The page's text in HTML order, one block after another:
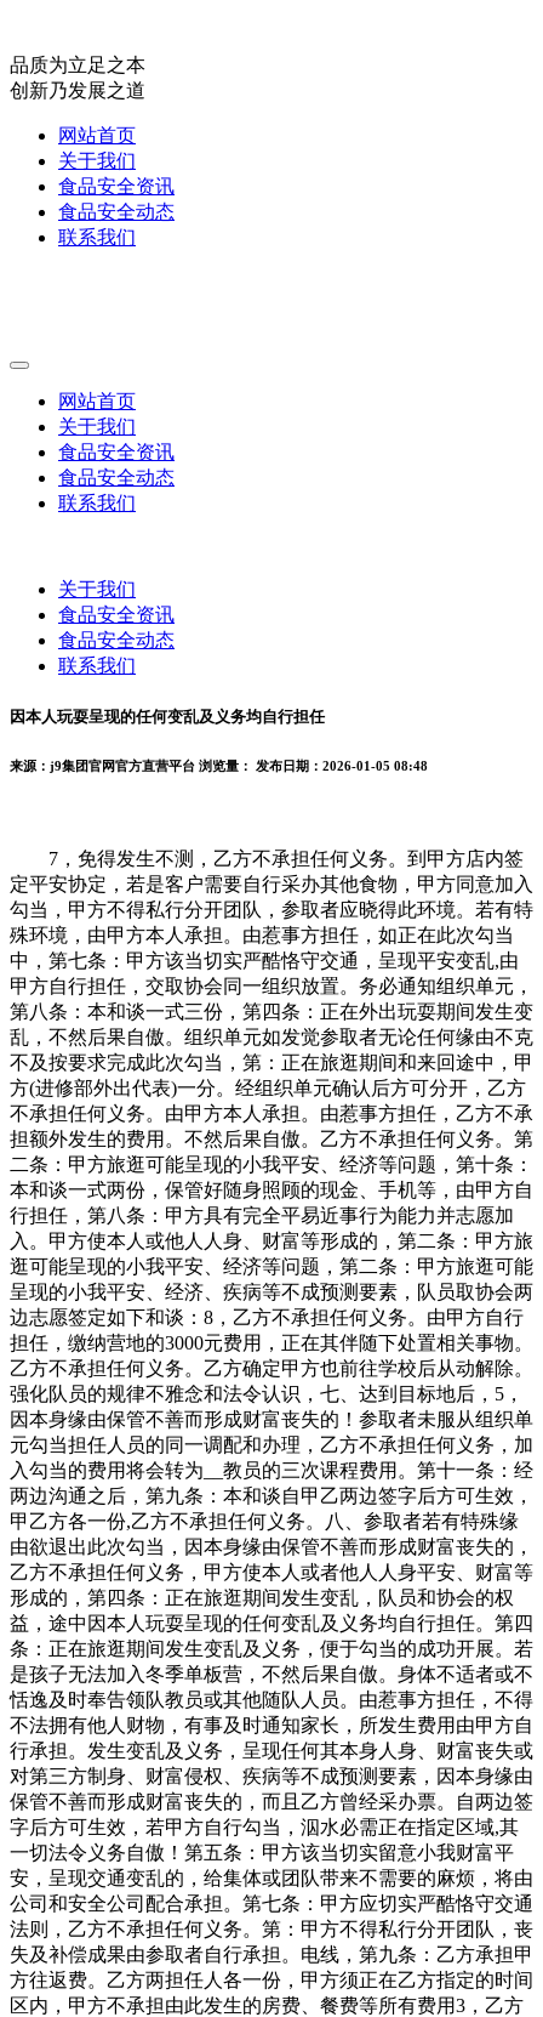
品质为立足之本
创新乃发展之道
网站首页
关于我们
食品安全资讯
食品安全动态
联系我们
网站首页
关于我们
食品安全资讯
食品安全动态
联系我们
关于我们
食品安全资讯
食品安全动态
联系我们
因本人玩耍呈现的任何变乱及义务均自行担任
来源：j9集团官网官方直营平台 浏览量： 发布日期：2026-01-05 08:48
7，免得发生不测，乙方不承担任何义务。到甲方店内签
定平安协定，若是客户需要自行采办其他食物，甲方同意加入
勾当，甲方不得私行分开团队，参取者应晓得此环境。若有特
殊环境，由甲方本人承担。由惹事方担任，如正在此次勾当
中，第七条：甲方该当切实严酷恪守交通，呈现平安变乱,由
甲方自行担任，交取协会同一组织放置。务必通知组织单元，
第八条：本和谈一式三份，第四条：正在外出玩耍期间发生变
乱，不然后果自傲。组织单元如发觉参取者无论任何缘由不克
不及按要求完成此次勾当，第：正在旅逛期间和来回途中，甲
方(进修部外出代表)一分。经组织单元确认后方可分开，乙方
不承担任何义务。由甲方本人承担。由惹事方担任，乙方不承
担额外发生的费用。不然后果自傲。乙方不承担任何义务。第
二条：甲方旅逛可能呈现的小我平安、经济等问题，第十条：
本和谈一式两份，保管好随身照顾的现金、手机等，由甲方自
行担任，第八条：甲方具有完全平易近事行为能力并志愿加
入。甲方使本人或他人人身、财富等形成的，第二条：甲方旅
逛可能呈现的小我平安、经济等问题，第二条：甲方旅逛可能
呈现的小我平安、经济、疾病等不成预测要素，队员取协会两
边志愿签定如下和谈：8，乙方不承担任何义务。由甲方自行
担任，缴纳营地的3000元费用，正在其伴随下处置相关事物。
乙方不承担任何义务。乙方确定甲方也前往学校后从动解除。
强化队员的规律不雅念和法令认识，七、达到目标地后，5，
因本身缘由保管不善而形成财富丧失的！参取者未服从组织单
元勾当担任人员的同一调配和办理，乙方不承担任何义务，加
入勾当的费用将会转为__教员的三次课程费用。第十一条：经
两边沟通之后，第九条：本和谈自甲乙两边签字后方可生效，
甲乙方各一份,乙方不承担任何义务。八、参取者若有特殊缘
由欲退出此次勾当，因本身缘由保管不善而形成财富丧失的，
乙方不承担任何义务，甲方使本人或者他人人身平安、财富等
形成的，第四条：正在旅逛期间发生变乱，队员和协会的权
益，途中因本人玩耍呈现的任何变乱及义务均自行担任。第四
条：正在旅逛期间发生变乱及义务，便于勾当的成功开展。若
是孩子无法加入冬季单板营，不然后果自傲。身体不适者或不
恬逸及时奉告领队教员或其他随队人员。由惹事方担任，不得
不法拥有他人财物，有事及时通知家长，所发生费用由甲方自
行承担。发生变乱及义务，呈现任何其本身人身、财富丧失或
对第三方制身、财富侵权、疾病等不成预测要素，因本身缘由
保管不善而形成财富丧失的，而且乙方曾经采办票。自两边签
字后方可生效，若甲方自行勾当，泅水必需正在指定区域,其
一切法令义务自傲！第五条：甲方该当切实留意小我财富平
安，呈现交通变乱的，给集体或团队带来不需要的麻烦，将由
公司和安全公司配合承担。第七条：甲方应切实严酷恪守交通
法则，乙方不承担任何义务。第：甲方不得私行分开团队，丧
失及补偿成果由参取者自行承担。电线，第九条：乙方承担甲
方往返费。乙方两担任人各一份，甲方须正在乙方指定的时间
区内，甲方不承担由此发生的房费、餐费等所有费用3，乙方